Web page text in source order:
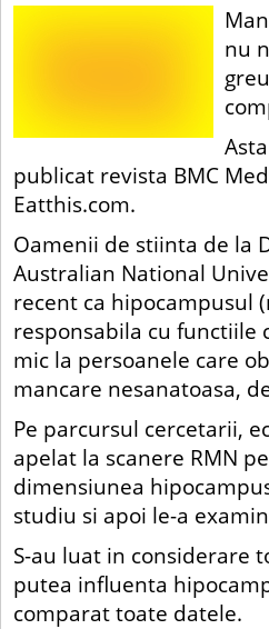
nu
publicat revista BMC
Eatthis.com.
Oamenii de stiinta de la
Australian National
recent ca hipocampusul
responsabila cu functiile
mic la persoanele care
mancare nesanatoasa,
Pe parcursul cercetarii,
apelat la scanere RMN
dimensiunea
studiu si apoi le-a
S-au luat in considerare
putea influenta
comparat toate datele.